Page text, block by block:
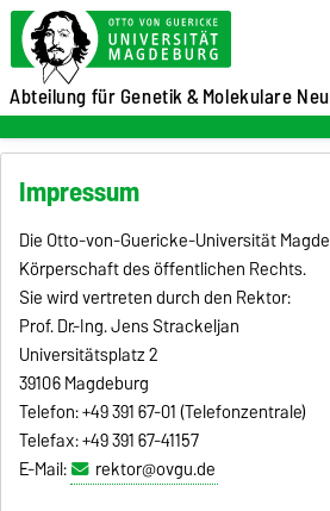
Abteilung für Genetik &Molekulare
Impressum
Die Otto-von-Guericke-Universität
Körperschaft des öffentlichen Rechts.
Sie wird vertreten durch den Rektor:
Prof. Dr.-Ing. Jens Strackeljan
Universitätsplatz 2
39106 Magdeburg
Telefon: +49 391 67-01 (Telefonzentrale)
Telefax: +49 391 67-41157
E-Mail:
rektor@ovgu.de